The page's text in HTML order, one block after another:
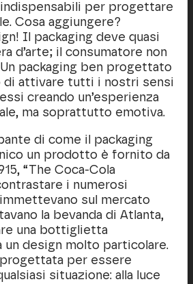
per progettare
Cosa aggiungere?
Il packaging deve quasi
d’arte; il consumatore non
packaging ben progettato
di attivare tutti i nostri sensi
creando un’esperienza
ma soprattutto emotiva.
di come il packaging
un prodotto è fornito da
“The Coca-Cola
i numerosi
sul mercato
la bevanda di Atlanta,
una bottiglietta
un design molto particolare.
per essere
situazione: alla luce